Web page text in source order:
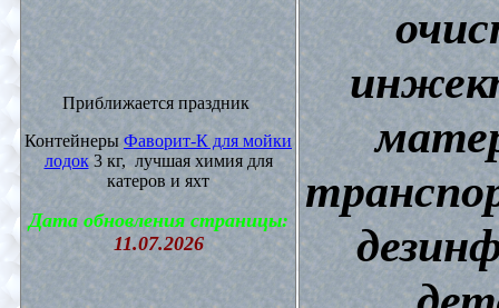
Приближается праздник
Контейнеры Фаворит-К для мойки
лодок3 кг, лучшая химия для
катеров и яхт
Дата обновления страницы:
11.07.2026